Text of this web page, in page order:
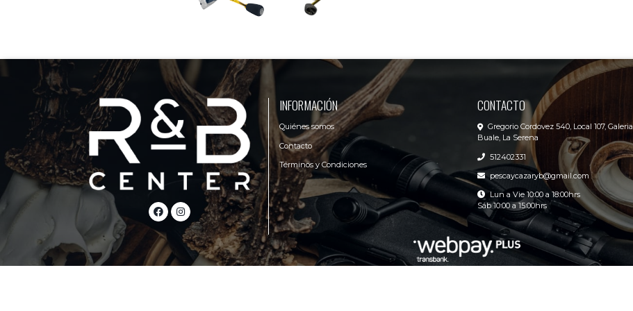
INFORMACIÓN
Quiénes somos
Contacto
Términos y Condiciones
CONTACTO
Gregorio Cordovez 540, Local 107, Galeria
Buale, La Serena
512402331
pescaycazaryb@gmail.com
Lun a Vie 10:00 a 18:00hrs
Sáb 10:00 a 15:00hrs